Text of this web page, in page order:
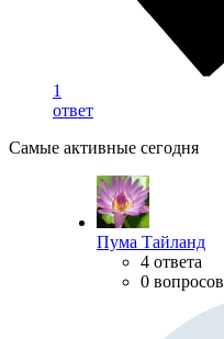
1
ответ
Самые активные сегодня
Пума Тайланд
4 ответа
0 вопросов